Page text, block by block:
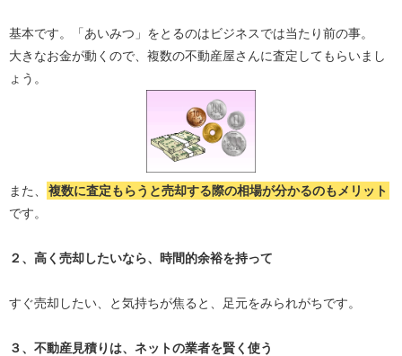
基本です。「あいみつ」をとるのはビジネスでは当たり前の事。
大きなお金が動くので、複数の不動産屋さんに査定してもらいまし
ょう。
また、 複数に査定もらうと売却する際の相場が分かるのもメリット
です。
２、高く売却したいなら、時間的余裕を持って
すぐ売却したい、と気持ちが焦ると、足元をみられがちです。
３、不動産見積りは、ネットの業者を賢く使う